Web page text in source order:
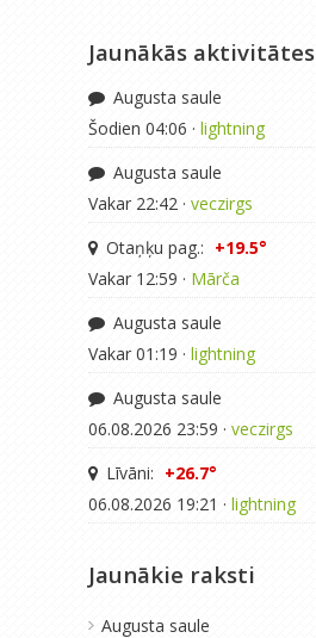
Jaunākās aktivitātes
Augusta saule
Šodien 04:06 · lightning
Augusta saule
Vakar 22:42 · veczirgs
Otaņķu pag.: +19.5°
Vakar 12:59 · Mārča
Augusta saule
Vakar 01:19 · lightning
Augusta saule
06.08.2026 23:59 · veczirgs
Līvāni: +26.7°
06.08.2026 19:21 · lightning
Jaunākie raksti
Augusta saule